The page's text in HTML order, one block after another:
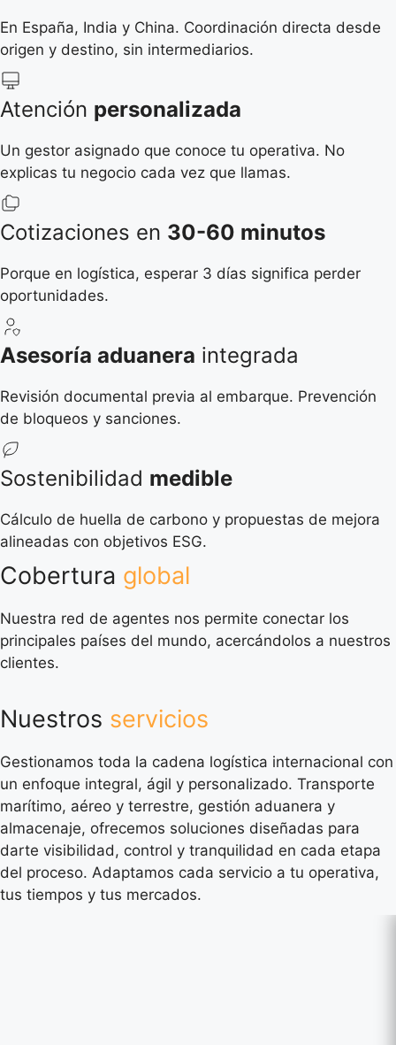
En España, India y China. Coordinación directa desde
origen y destino, sin intermediarios.
Atención personalizada
Un gestor asignado que conoce tu operativa. No
explicas tu negocio cada vez que llamas.
Cotizaciones en 30-60 minutos
Porque en logística, esperar 3 días significa perder
oportunidades.
Asesoría aduanera integrada
Revisión documental previa al embarque. Prevención
de bloqueos y sanciones.
Sostenibilidad medible
Cálculo de huella de carbono y propuestas de mejora
alineadas con objetivos ESG.
Cobertura global
Nuestra red de agentes nos permite conectar los
principales países del mundo, acercándolos a nuestros
clientes.
Nuestros servicios
Gestionamos toda la cadena logística internacional con
un enfoque integral, ágil y personalizado. Transporte
marítimo, aéreo y terrestre, gestión aduanera y
almacenaje, ofrecemos soluciones diseñadas para
darte visibilidad, control y tranquilidad en cada etapa
del proceso. Adaptamos cada servicio a tu operativa,
tus tiempos y tus mercados.